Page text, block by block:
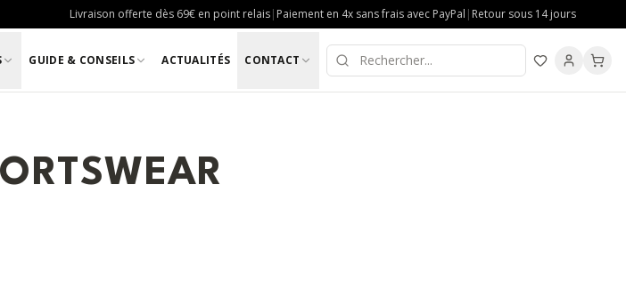
Livraison offerte dès 69€ en point relais| Paiement en 4x sans frais avec PayPal | Retour sous 14 jours
GUIDE & CONSEILS ACTUALITÉS CONTACT